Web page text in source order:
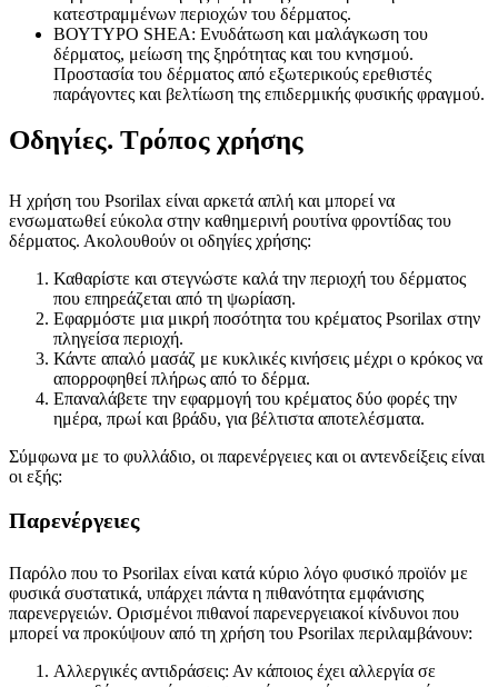
κατεστραμμένων περιοχών του δέρματος.
ΒΟΥΤΥΡΟ SHEA: Ενυδάτωση και μαλάγκωση του
δέρματος, μείωση της ξηρότητας και του κνησμού.
Προστασία του δέρματος από εξωτερικούς ερεθιστές
παράγοντες και βελτίωση της επιδερμικής φυσικής φραγμού.
Οδηγίες. Τρόπος χρήσης
Η χρήση του Psorilax είναι αρκετά απλή και μπορεί να
ενσωματωθεί εύκολα στην καθημερινή ρουτίνα φροντίδας του
δέρματος. Ακολουθούν οι οδηγίες χρήσης:
Καθαρίστε και στεγνώστε καλά την περιοχή του δέρματος
που επηρεάζεται από τη ψωρίαση.
Εφαρμόστε μια μικρή ποσότητα του κρέματος Psorilax στην
πληγείσα περιοχή.
Κάντε απαλό μασάζ με κυκλικές κινήσεις μέχρι ο κρόκος να
απορροφηθεί πλήρως από το δέρμα.
Επαναλάβετε την εφαρμογή του κρέματος δύο φορές την
ημέρα, πρωί και βράδυ, για βέλτιστα αποτελέσματα.
Σύμφωνα με το φυλλάδιο, οι παρενέργειες και οι αντενδείξεις είναι
οι εξής:
Παρενέργειες
Παρόλο που το Psorilax είναι κατά κύριο λόγο φυσικό προϊόν με
φυσικά συστατικά, υπάρχει πάντα η πιθανότητα εμφάνισης
παρενεργειών. Ορισμένοι πιθανοί παρενεργειακοί κίνδυνοι που
μπορεί να προκύψουν από τη χρήση του Psorilax περιλαμβάνουν:
Αλλεργικές αντιδράσεις: Αν κάποιος έχει αλλεργία σε